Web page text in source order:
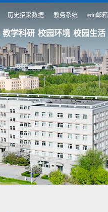
历史招采数据 教务系统 edu邮箱
教学科研 校园环境 校园生活